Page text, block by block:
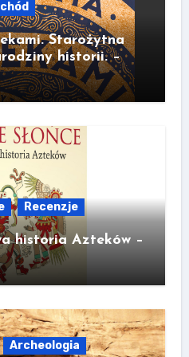
Starożytna
historii. –
Recenzje
historia Azteków –
Archeologia